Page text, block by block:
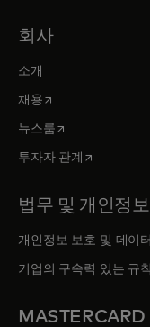
회사
소개
채용새 탭에서 열림
뉴스룸새 탭에서 열림
투자자 관계 새 탭에서 열
법무 및 개인정보
개인정보 보호 및 데이
기업의 구속력 있는 규
MASTERCARD